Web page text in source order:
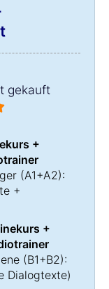
gekauft
+
(A1+A2):
+
+
(B1+B2):
Dialogtexte)